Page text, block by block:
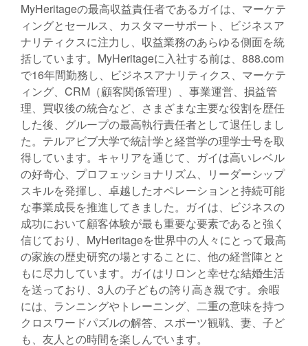
MyHeritageの最高収益責任者であるガイは、マーケテ
ィングとセールス、カスタマーサポート、ビジネスア
ナリティクスに注力し、収益業務のあらゆる側面を統
括しています。MyHeritageに入社する前は、888.com
で16年間勤務し、ビジネスアナリティクス、マーケテ
ィング、CRM（顧客関係管理）、事業運営、損益管
理、買収後の統合など、さまざまな主要な役割を歴任
した後、グループの最高執行責任者として退任しまし
た。テルアビブ大学で統計学と経営学の理学士号を取
得しています。キャリアを通じて、ガイは高いレベル
の好奇心、プロフェッショナリズム、リーダーシップ
スキルを発揮し、卓越したオペレーションと持続可能
な事業成長を推進してきました。ガイは、ビジネスの
成功において顧客体験が最も重要な要素であると強く
信じており、MyHeritageを世界中の人々にとって最高
の家族の歴史研究の場とすることに、他の経営陣とと
もに尽力しています。ガイはリロンと幸せな結婚生活
を送っており、3人の子どもの誇り高き親です。余暇
には、ランニングやトレーニング、二重の意味を持つ
クロスワードパズルの解答、スポーツ観戦、妻、子ど
も、友人との時間を楽しんでいます。